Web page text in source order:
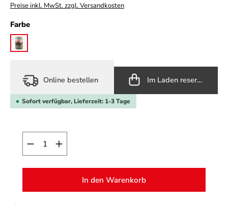
Preise inkl. MwSt. zzgl. Versandkosten
Farbeauswählen
shann multi
Online bestellen Im Laden reservieren
Sofort verfügbar, Lieferzeit: 1-3 Tage
Produkt Anzahl: Gib den gewünschten Wert
In den Warenkorb